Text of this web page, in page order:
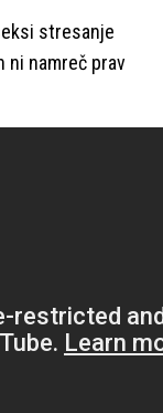
stresanje
ni namreč prav